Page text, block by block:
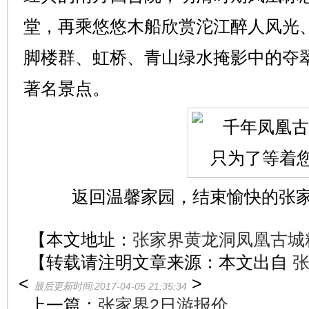
堂，再乘悠悠木船欣赏沱江醉人风光
脚楼群、虹桥、青山绿水掩影中的夺
著名景点。
返回温馨家园，结束愉快的张
【本文地址： 张家界黄龙洞凤凰古
【转载请注明文章来源：本文出自
<
最后更新时间:2017-04-05 21:35:34 >
上一篇： 张家界2日游报价